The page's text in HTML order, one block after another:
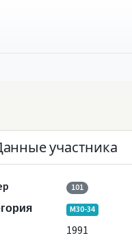
участника
101
M30-34
1991